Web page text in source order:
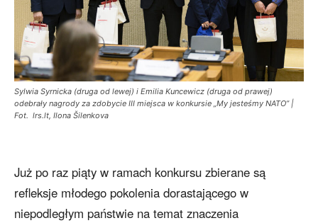
Sylwia Syrnicka (druga od lewej) i Emilia Kuncewicz (druga od prawej)
odebrały nagrody za zdobycie III miejsca w konkursie „My jesteśmy NATO” |
Fot. lrs.lt, Ilona Šilenkova
Już po raz piąty w ramach konkursu zbierane są
refleksje młodego pokolenia dorastającego w
niepodległym państwie na temat znaczenia